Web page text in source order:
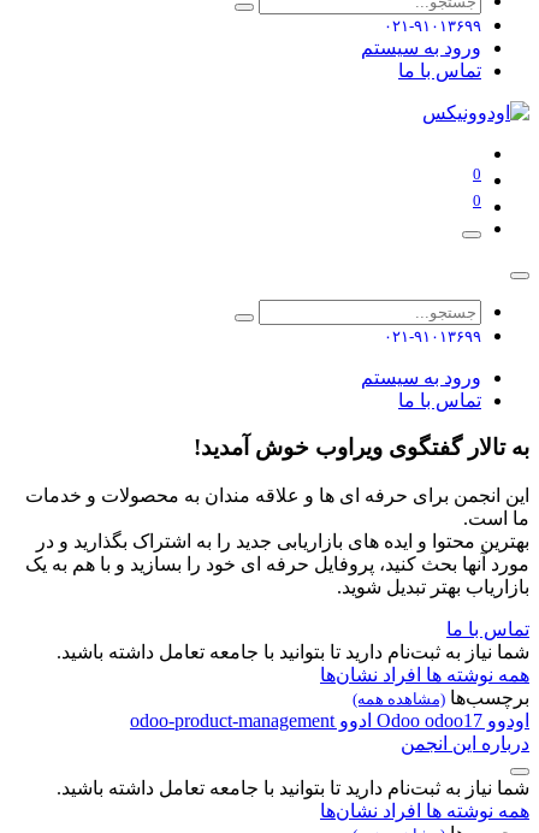
۰۲۱-۹۱۰۱۳۶۹۹
ورود به سیستم
تماس با ما
0
0
۰۲۱-۹۱۰۱۳۶۹۹
ورود به سیستم
تماس با ما
به تالار گفتگوی ویراوب خوش آمدید!
این انجمن برای حرفه ای ها و علاقه مندان به محصولات و خدمات
ما است.
بهترین محتوا و ایده های بازاریابی جدید را به اشتراک بگذارید و در
مورد آنها بحث کنید، پروفایل حرفه ای خود را بسازید و با هم به یک
بازاریاب بهتر تبدیل شوید.
تماس با ما
شما نیاز به ثبت‌نام دارید تا بتوانید با جامعه تعامل داشته باشید.
همه نوشته ها افراد نشان‌ها
برچسب‌ها (مشاهده همه)
اودوو Odoo odoo17 ادوو odoo-product-management
درباره این انجمن
شما نیاز به ثبت‌نام دارید تا بتوانید با جامعه تعامل داشته باشید.
همه نوشته ها افراد نشان‌ها